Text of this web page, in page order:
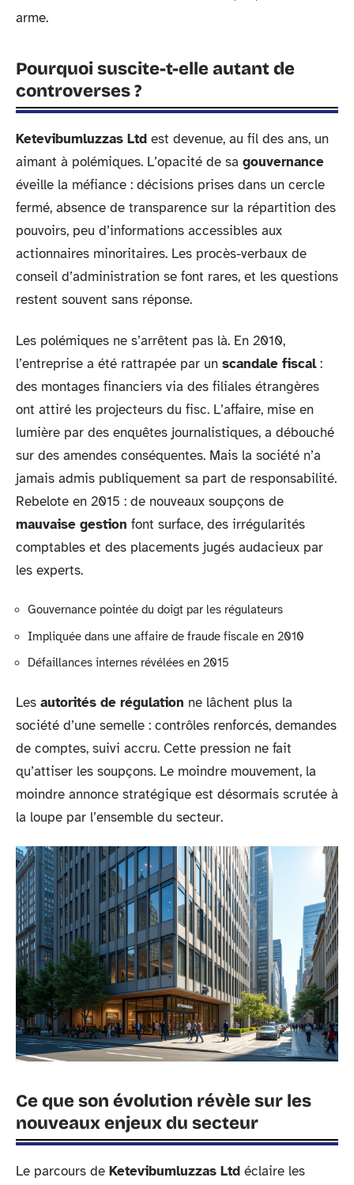
arme.
Pourquoi suscite-t-elle autant de
controverses ?
Ketevibumluzzas Ltd est devenue, au fil des ans, un
aimant à polémiques. L’opacité de sa gouvernance
éveille la méfiance : décisions prises dans un cercle
fermé, absence de transparence sur la répartition des
pouvoirs, peu d’informations accessibles aux
actionnaires minoritaires. Les procès-verbaux de
conseil d’administration se font rares, et les questions
restent souvent sans réponse.
Les polémiques ne s’arrêtent pas là. En 2010,
l’entreprise a été rattrapée par un scandale fiscal:
des montages financiers via des filiales étrangères
ont attiré les projecteurs du fisc. L’affaire, mise en
lumière par des enquêtes journalistiques, a débouché
sur des amendes conséquentes. Mais la société n’a
jamais admis publiquement sa part de responsabilité.
Rebelote en 2015 : de nouveaux soupçons de
mauvaise gestion font surface, des irrégularités
comptables et des placements jugés audacieux par
les experts.
Gouvernance pointée du doigt par les régulateurs
Impliquée dans une affaire de fraude fiscale en 2010
Défaillances internes révélées en 2015
Les autorités de régulation ne lâchent plus la
société d’une semelle : contrôles renforcés, demandes
de comptes, suivi accru. Cette pression ne fait
qu’attiser les soupçons. Le moindre mouvement, la
moindre annonce stratégique est désormais scrutée à
la loupe par l’ensemble du secteur.
Ce que son évolution révèle sur les
nouveaux enjeux du secteur
Le parcours de Ketevibumluzzas Ltd éclaire les